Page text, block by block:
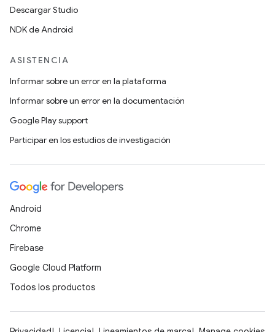
Descargar Studio
NDK de Android
ASISTENCIA
Informar sobre un error en la plataforma
Informar sobre un error en la documentación
Google Play support
Participar en los estudios de investigación
Android
Chrome
Firebase
Google Cloud Platform
Todos los productos